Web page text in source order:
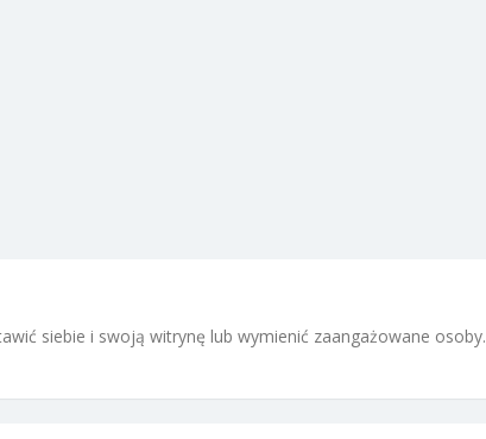
siebie i swoją witrynę lub wymienić zaangażowane osoby.